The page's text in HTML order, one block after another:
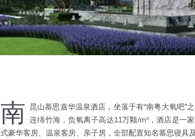
南
昆山慕思嘉华温泉酒店，坐落于有“南粤大氧吧”
连绵竹海，负氧离子高达11万颗/m³，酒店是一
式豪华客房、温泉客房、亲子房，全部配置知名慕思寝具